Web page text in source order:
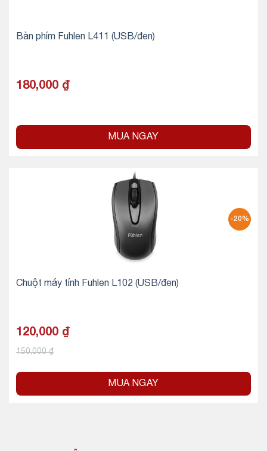
Bàn phím Fuhlen L411 (USB/đen)
180,000 ₫
MUA NGAY
-20%
Chuột máy tính Fuhlen L102 (USB/đen)
120,000 ₫
150,000₫
MUA NGAY